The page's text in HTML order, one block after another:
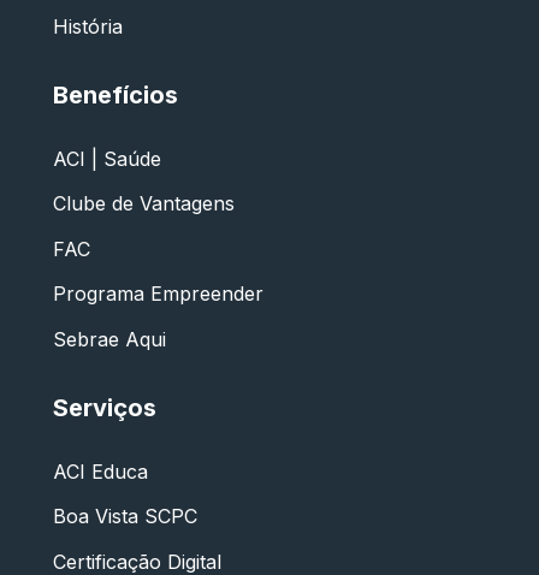
História
Benefícios
ACI | Saúde
Clube de Vantagens
FAC
Programa Empreender
Sebrae Aqui
Serviços
ACI Educa
Boa Vista SCPC
Certificação Digital